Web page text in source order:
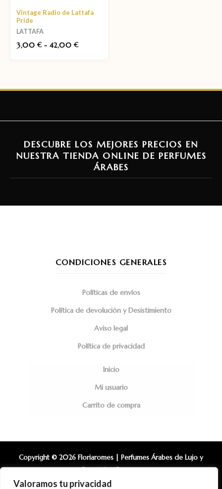
Valoramos tu privacidad
Vintage Radio de Lattafa
Pride
LATTAFA
3,00 € - 42,00 €
DESCUBRE LOS MEJORES PRECIOS EN
NUESTRA TIENDA ONLINE DE PERFUMES
ÁRABES
CONDICIONES GENERALES
Políticas de envíos
Política de devolución y Desistimiento
Aviso legal
Política de privacidad
Inicio
Mi usuario
Carrito de compra
Copyright © 2026 Floriaromes | Perfumes Árabes de Lujo y
Cosmética Coreana.
Diseño Web: Alberto Ramirez